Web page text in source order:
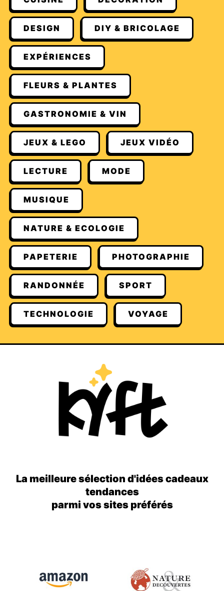
DESIGN DIY & BRICOLAGE
EXPÉRIENCES
FLEURS & PLANTES
GASTRONOMIE & VIN
JEUX & LEGO JEUX VIDÉO
LECTURE MODE
MUSIQUE
NATURE & ECOLOGIE
PAPETERIE PHOTOGRAPHIE
RANDONNÉE SPORT
TECHNOLOGIE VOYAGE
La meilleure sélection d'idées cadeaux
tendances
parmi vos sites préférés